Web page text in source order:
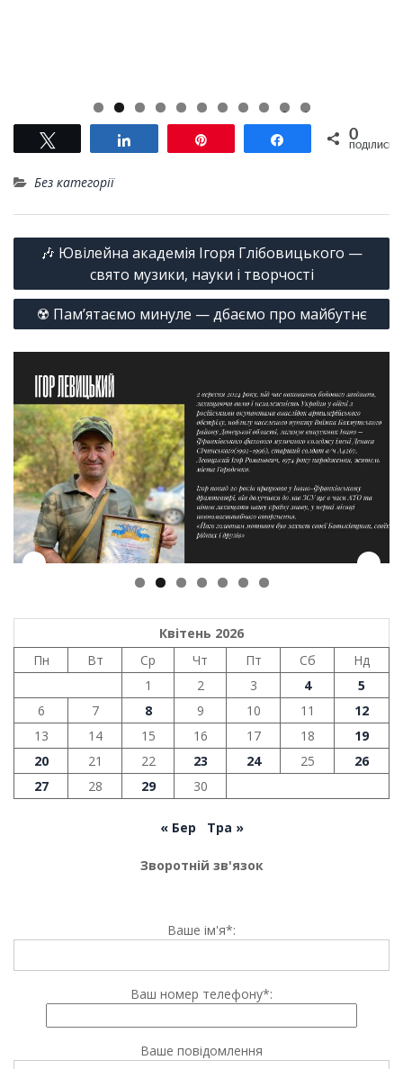
0 1
Поділитися Поділитися
0
ПОДІЛИСЬ
Без категорії
Навігація
🎶 Ювілейна академія Ігоря Глібовицького —
свято музики, науки і творчості
☢️ Пам’ятаємо минуле — дбаємо про майбутнє
Квітень 2026
Пн
Вт Ср Чт Пт Сб
Нд
1
2 3 4
5
6
7 8 9 10 11
12
13
14 15 16 17 18
19
20
21 22 23 24 25
26
27
28 29 30
« Бер Тра »
Зворотній зв'язок
Ваше ім'я*:
Ваш номер телефону*:
Ваше повідомлення